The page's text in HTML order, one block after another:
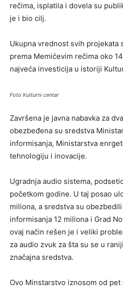
rečima, isplatila i dovela su
je i bio cilj.
Ukupna vrednost svih projekata
prema Memićevim rečima oko
najveća investicija u istoriji
Foto Kulturni centar
Završena je javna nabavka za
obezbeđena su sredstva
informisanja, Ministarstva
tehnologiju i inovacije.
Ugradnja audio sistema,
početkom godine. U taj posao
miliona, a sredstva su
informisanja 12 miliona i Grad
ovaj način rešen je i veliki
za audio zvuk za šta su se u
značajna sredstva.
Ovo Minstarstvo iznosom od